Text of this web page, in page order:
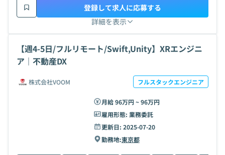
詳細を表示
登録して求人に応募する
【週4-5日/フルリモート/Swift,Unity】XRエンジニ
ア｜不動産DX
株式会社VOOM フルスタックエンジニア
月給 96万円 ~ 96万円
雇用形態: 業務委託
更新日: 2025-07-20
勤務地:東京都